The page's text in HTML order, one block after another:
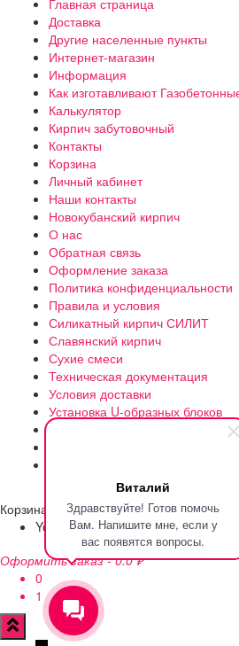
Виталий
Здравствуйте! Готов помочь
Вам. Напишите мне, если у
вас появятся вопросы.
Главная страница
Доставка
Другие населенные пункты
Интернет-магазин
Информация
Как изготавливают
Калькулятор
Кирпич забутовочный
Контакты
Корзина
Личный кабинет
Наши контакты
Новокубанский кирпич
О нас
Обратная связь
Оформление заказа
Политика конфиденциальности
Правила и условия
Силикатный кирпич СИЛИТ
Славянский кирпич
Сухие смеси
Техническая документация
Условия доставки
Установка U-образных блоков
Утепление газоблока
©2012-2023 | Разработано
Корзина
Your cart is empty!Return to shop
Оформить заказ - 0.0 ₽
0
1